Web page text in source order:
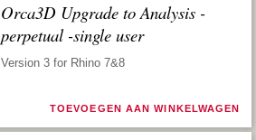
Orca3D Upgrade to Analysis -
perpetual -single user
Version 3 for Rhino 7&8
TOEVOEGEN AAN WINKELWAGEN